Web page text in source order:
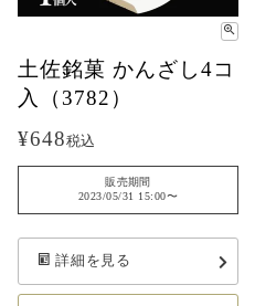
土佐銘菓 かんざし4コ
入（3782）
¥648税込
販売期間
2023/05/31 15:00〜
詳細を見る